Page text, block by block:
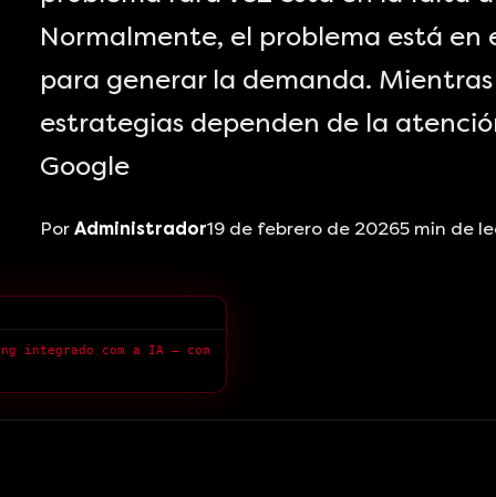
Normalmente, el problema está en
para generar la demanda.
estrategias dependen de la
Google
Por Administrador19 de febrero de 20265 min de
integrado com a IA — com